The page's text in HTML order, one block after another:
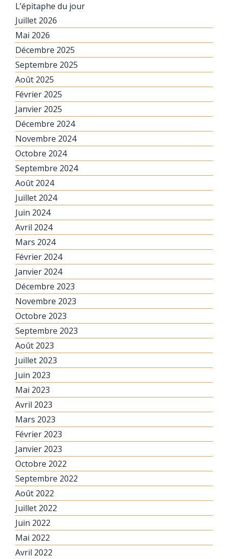
L’épitaphe du jour
Juillet 2026
Mai 2026
Décembre 2025
Septembre 2025
Août 2025
Février 2025
Janvier 2025
Décembre 2024
Novembre 2024
Octobre 2024
Septembre 2024
Août 2024
Juillet 2024
Juin 2024
Avril 2024
Mars 2024
Février 2024
Janvier 2024
Décembre 2023
Novembre 2023
Octobre 2023
Septembre 2023
Août 2023
Juillet 2023
Juin 2023
Mai 2023
Avril 2023
Mars 2023
Février 2023
Janvier 2023
Octobre 2022
Septembre 2022
Août 2022
Juillet 2022
Juin 2022
Mai 2022
Avril 2022